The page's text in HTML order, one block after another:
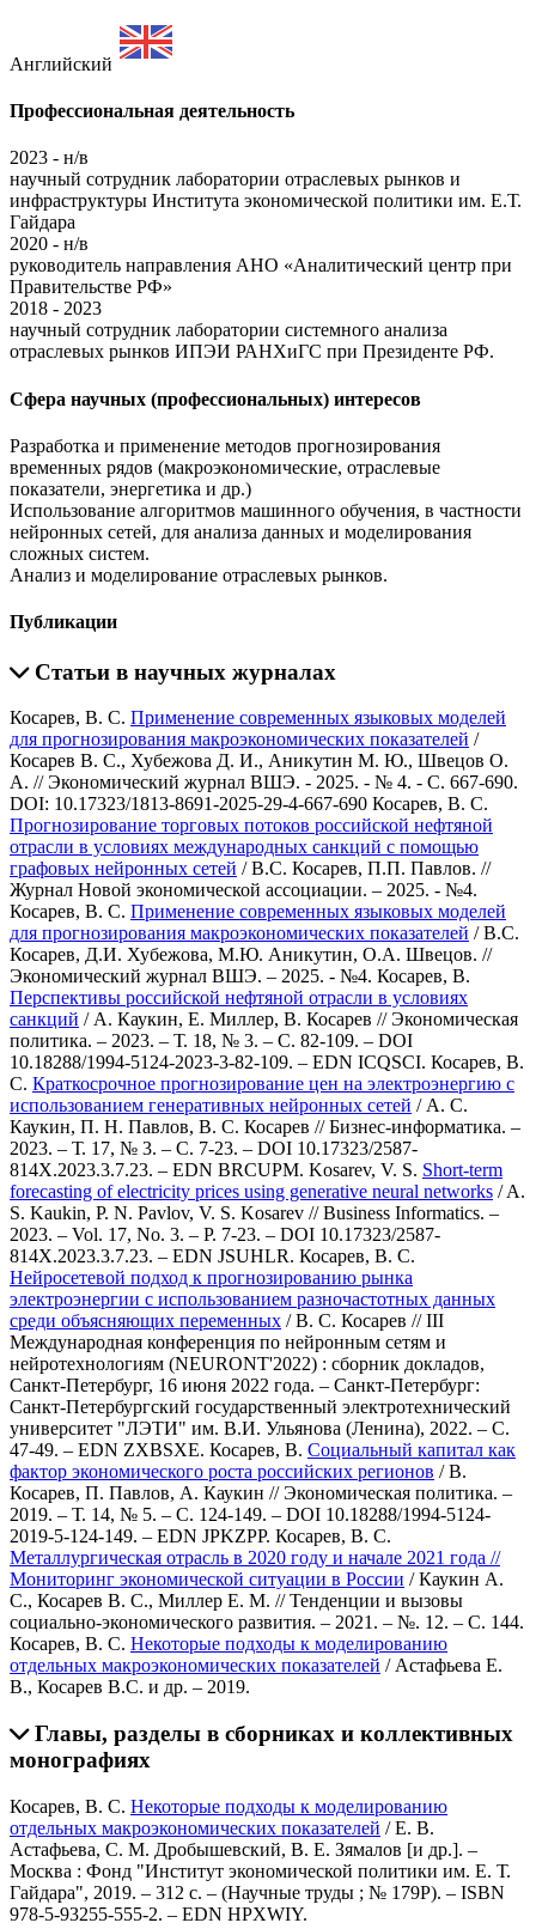
Английский
Профессиональная деятельность
2023 - н/в
научный сотрудник лаборатории отраслевых рынков и
инфраструктуры Института экономической политики им. Е.Т.
Гайдара
2020 - н/в
руководитель направления АНО «Аналитический центр при
Правительстве РФ»
2018 - 2023
научный сотрудник лаборатории системного анализа
отраслевых рынков ИПЭИ РАНХиГС при Президенте РФ.
Сфера научных (профессиональных) интересов
Разработка и применение методов прогнозирования
временных рядов (макроэкономические, отраслевые
показатели, энергетика и др.)
Использование алгоритмов машинного обучения, в частности
нейронных сетей, для анализа данных и моделирования
сложных систем.
Анализ и моделирование отраслевых рынков.
Публикации
Статьи в научных журналах
Косарев, В. С. Применение современных языковых моделей
для прогнозирования макроэкономических показателей /
Косарев В. С., Хубежова Д. И., Аникутин М. Ю., Швецов О.
А. // Экономический журнал ВШЭ. - 2025. - № 4. - С. 667-690.
DOI: 10.17323/1813-8691-2025-29-4-667-690 Косарев, В. С.
Прогнозирование торговых потоков российской нефтяной
отрасли в условиях международных санкций с помощью
графовых нейронных сетей / В.С. Косарев, П.П. Павлов. //
Журнал Новой экономической ассоциации. – 2025. - №4.
Косарев, В. С. Применение современных языковых моделей
для прогнозирования макроэкономических показателей / В.С.
Косарев, Д.И. Хубежова, М.Ю. Аникутин, О.А. Швецов. //
Экономический журнал ВШЭ. – 2025. - №4. Косарев, В.
Перспективы российской нефтяной отрасли в условиях
санкций / А. Каукин, Е. Миллер, В. Косарев // Экономическая
политика. – 2023. – Т. 18, № 3. – С. 82-109. – DOI
10.18288/1994-5124-2023-3-82-109. – EDN ICQSCI. Косарев, В.
С. Краткосрочное прогнозирование цен на электроэнергию с
использованием генеративных нейронных сетей / А. С.
Каукин, П. Н. Павлов, В. С. Косарев // Бизнес-информатика. –
2023. – Т. 17, № 3. – С. 7-23. – DOI 10.17323/2587-
814X.2023.3.7.23. – EDN BRCUPM. Kosarev, V. S. Short-term
forecasting of electricity prices using generative neural networks / A.
S. Kaukin, P. N. Pavlov, V. S. Kosarev // Business Informatics. –
2023. – Vol. 17, No. 3. – P. 7-23. – DOI 10.17323/2587-
814X.2023.3.7.23. – EDN JSUHLR. Косарев, В. С.
Нейросетевой подход к прогнозированию рынка
электроэнергии с использованием разночастотных данных
среди объясняющих переменных / В. С. Косарев // III
Международная конференция по нейронным сетям и
нейротехнологиям (NEURONT'2022) : сборник докладов,
Санкт-Петербург, 16 июня 2022 года. – Санкт-Петербург:
Санкт-Петербургский государственный электротехнический
университет "ЛЭТИ" им. В.И. Ульянова (Ленина), 2022. – С.
47-49. – EDN ZXBSXE. Косарев, В. Социальный капитал как
фактор экономического роста российских регионов / В.
Косарев, П. Павлов, А. Каукин // Экономическая политика. –
2019. – Т. 14, № 5. – С. 124-149. – DOI 10.18288/1994-5124-
2019-5-124-149. – EDN JPKZPP. Косарев, В. С.
Металлургическая отрасль в 2020 году и начале 2021 года //
Мониторинг экономической ситуации в России / Каукин А.
С., Косарев В. С., Миллер Е. М. // Тенденции и вызовы
социально-экономического развития. – 2021. – №. 12. – С. 144.
Косарев, В. С. Некоторые подходы к моделированию
отдельных макроэкономических показателей / Астафьева Е.
В., Косарев В.С. и др. – 2019.
Главы, разделы в сборниках и коллективных
монографиях
Косарев, В. С. Некоторые подходы к моделированию
отдельных макроэкономических показателей / Е. В.
Астафьева, С. М. Дробышевский, В. Е. Зямалов [и др.]. –
Москва : Фонд "Институт экономической политики им. Е. Т.
Гайдара", 2019. – 312 с. – (Научные труды ; № 179Р). – ISBN
978-5-93255-555-2. – EDN HPXWIY.